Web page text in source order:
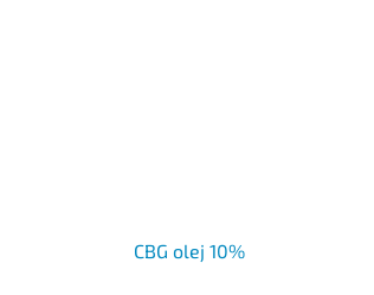
CBG olej 10%